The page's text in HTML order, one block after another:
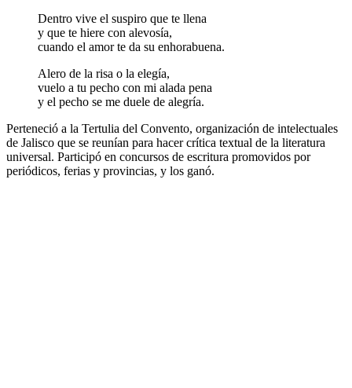
Dentro vive el suspiro que te llena
y que te hiere con alevosía,
cuando el amor te da su enhorabuena.
Alero de la risa o la elegía,
vuelo a tu pecho con mi alada pena
y el pecho se me duele de alegría.
Perteneció a la Tertulia del Convento, organización de intelectuales
de Jalisco que se reunían para hacer crítica textual de la literatura
universal. Participó en concursos de escritura promovidos por
periódicos, ferias y provincias, y los ganó.